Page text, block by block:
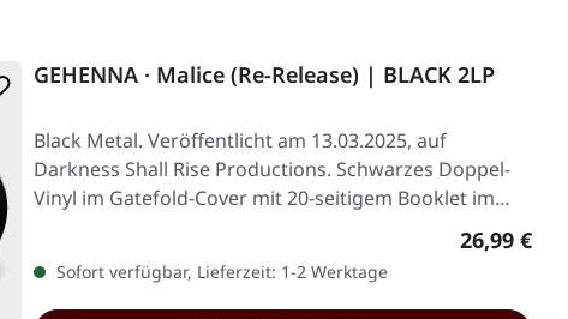
GEHENNA · Malice (Re-Release) | BLACK 2LP
Black Metal. Veröffentlicht am 13.03.2025, auf
Darkness Shall Rise Productions. Schwarzes Doppel-
Vinyl im Gatefold-Cover mit 20-seitigem Booklet im…
Regulärer
26,99 €
Sofort verfügbar, Lieferzeit: 1-2 Werktage